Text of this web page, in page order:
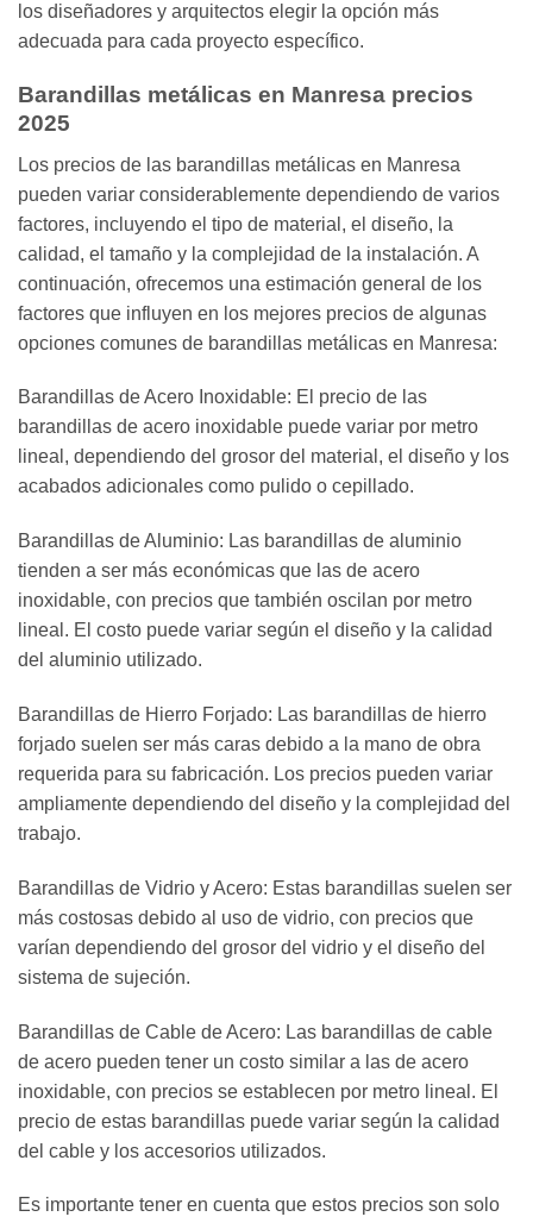
los diseñadores y arquitectos elegir la opción más
adecuada para cada proyecto específico.
Barandillas metálicas en Manresa precios
2025
Los precios de las barandillas metálicas en Manresa
pueden variar considerablemente dependiendo de varios
factores, incluyendo el tipo de material, el diseño, la
calidad, el tamaño y la complejidad de la instalación. A
continuación, ofrecemos una estimación general de los
factores que influyen en los mejores precios de algunas
opciones comunes de barandillas metálicas en Manresa:
Barandillas de Acero Inoxidable: El precio de las
barandillas de acero inoxidable puede variar por metro
lineal, dependiendo del grosor del material, el diseño y los
acabados adicionales como pulido o cepillado.
Barandillas de Aluminio: Las barandillas de aluminio
tienden a ser más económicas que las de acero
inoxidable, con precios que también oscilan por metro
lineal. El costo puede variar según el diseño y la calidad
del aluminio utilizado.
Barandillas de Hierro Forjado: Las barandillas de hierro
forjado suelen ser más caras debido a la mano de obra
requerida para su fabricación. Los precios pueden variar
ampliamente dependiendo del diseño y la complejidad del
trabajo.
Barandillas de Vidrio y Acero: Estas barandillas suelen ser
más costosas debido al uso de vidrio, con precios que
varían dependiendo del grosor del vidrio y el diseño del
sistema de sujeción.
Barandillas de Cable de Acero: Las barandillas de cable
de acero pueden tener un costo similar a las de acero
inoxidable, con precios se establecen por metro lineal. El
precio de estas barandillas puede variar según la calidad
del cable y los accesorios utilizados.
Es importante tener en cuenta que estos precios son solo